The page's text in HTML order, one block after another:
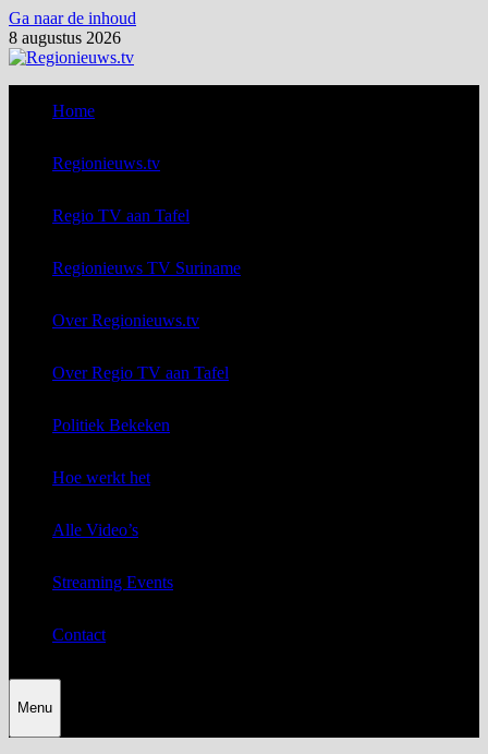
Ga naar de inhoud
8 augustus 2026
Home
Regionieuws.tv
Regio TV aan Tafel
Regionieuws TV Suriname
Over Regionieuws.tv
Over Regio TV aan Tafel
Politiek Bekeken
Hoe werkt het
Alle Video’s
Streaming Events
Contact
Menu